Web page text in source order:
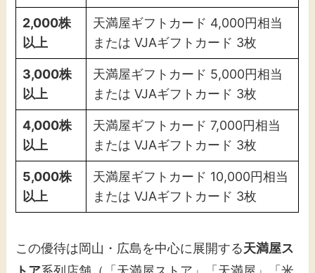
2,000株
以上
天満屋ギフトカード 4,000円相当
または VJAギフトカード 3枚
3,000株
以上
天満屋ギフトカード 5,000円相当
または VJAギフトカード 3枚
4,000株
以上
天満屋ギフトカード 7,000円相当
または VJAギフトカード 3枚
5,000株
以上
天満屋ギフトカード 10,000円相当
または VJAギフトカード 3枚
この優待は岡山・広島を中心に展開する天満屋ス